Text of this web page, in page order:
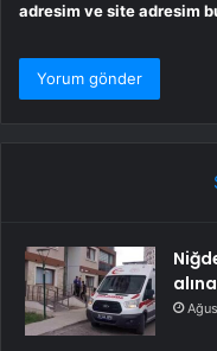
adresim ve site adresim